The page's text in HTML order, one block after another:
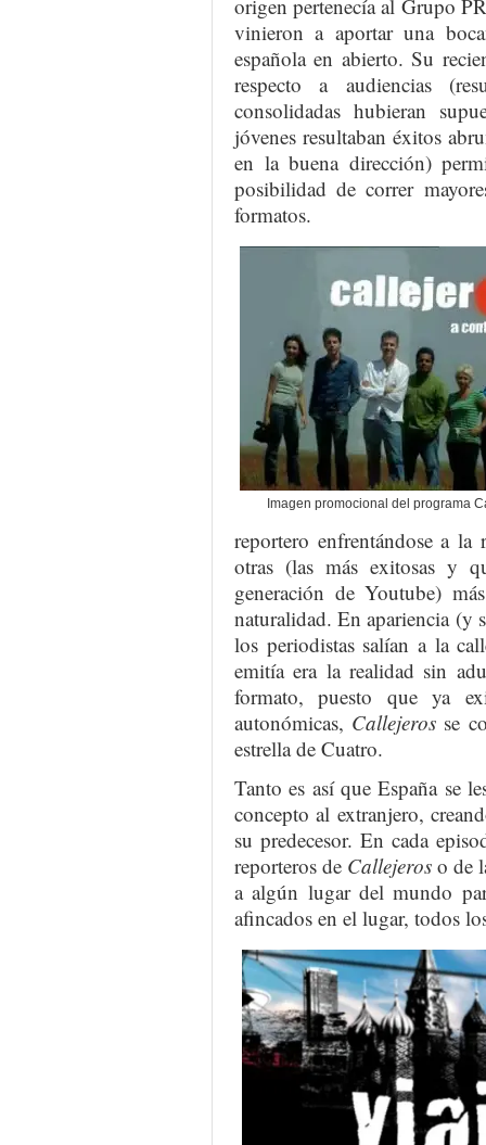
origen pertenecía al Grupo
vinieron a aportar una
española en abierto. Su
respecto a audiencias
consolidadas hubieran
jóvenes resultaban éxitos
en la buena dirección)
posibilidad de correr
formatos.
Imagen promocional del programa
reportero enfrentándose a la
otras (las más exitosas y
generación de Youtube)
naturalidad. En apariencia (y
los periodistas salían a la
emitía era la realidad sin
formato, puesto que ya
autonómicas, Callejeros se
estrella de Cuatro.
Tanto es así que España se
concepto al extranjero,
su predecesor. En cada
reporteros de Callejeros o de
a algún lugar del mundo
afincados en el lugar, todos